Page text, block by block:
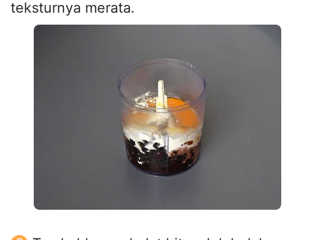
teksturnya merata.